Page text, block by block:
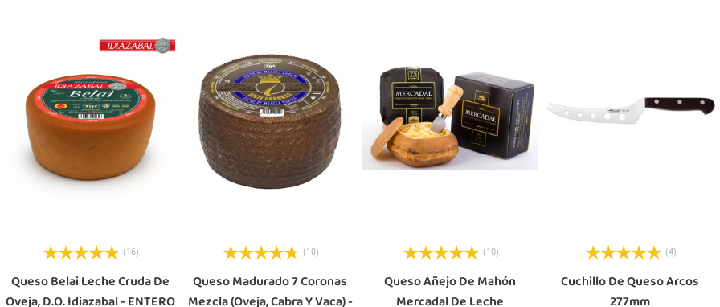
(16)
Queso Belai Leche Cruda De
Oveja, D.O. Idiazabal - ENTERO
(10)
Queso Madurado 7 Coronas
Mezcla (oveja, Cabra Y Vaca) -
(10)
Queso Añejo De Mahón
Mercadal De Leche
(4)
Cuchillo De Queso Arcos
277mm